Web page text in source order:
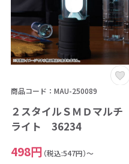
商品コード：MAU-250089
２スタイルＳＭＤマルチ
ライト 36234
498円 （税込:547円）～